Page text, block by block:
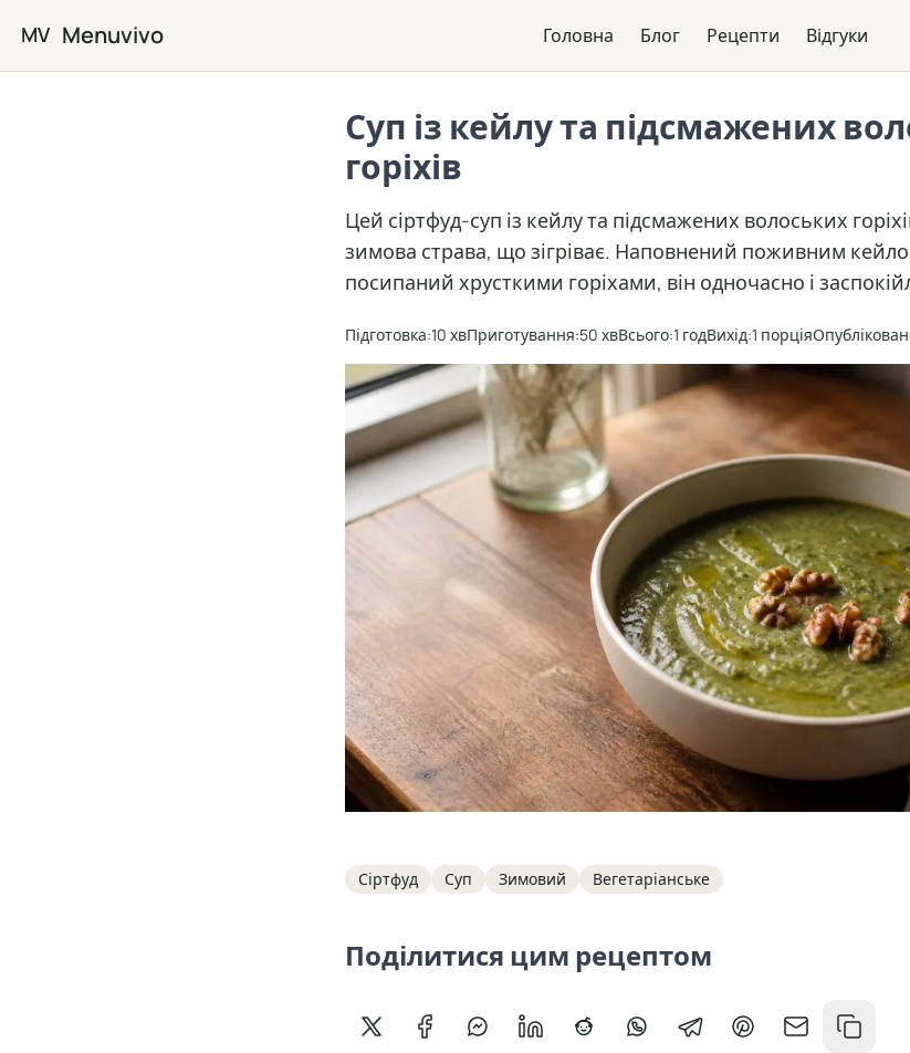
Перейти до основного вмісту
MV Menuvivo Головна Блог Рецепти Відгуки
Суп із кейлу та підсмажених
горіхів
Цей сіртфуд-суп із кейлу та підсмажених волоських
зимова страва, що зігріває. Наповнений поживним
посипаний хрусткими горіхами, він одночасно і
Підготовка:10 хвПриготування:50 хвВсього:1 годВихід:1 порція
Tags
Сіртфуд Суп Зимовий Вегетаріанське
Поділитися цим рецептом
Поділитися в X
Поділитися у Facebook
Поділитися в Messenger
Поділитися у LinkedIn
Поділитися на Reddit
Поділитися у WhatsApp
Поділитися у Telegram
Поділитися у
Поділитися